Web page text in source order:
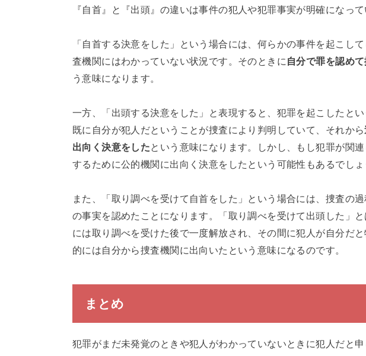
『自首』と『出頭』の違いは事件の犯人や犯罪事実が明確になっ
「自首する決意をした」という場合には、何らかの事件を起こし
査機関にはわかっていない状況です。そのときに 自分で罪を認め
う意味になります。
一方、「出頭する決意をした」と表現すると、犯罪を起こしたと
既に自分が犯人だということが捜査により判明していて、それから
出向く決意をしたという意味になります。しかし、もし犯罪が関
するために公的機関に出向く決意をしたという可能性もあるでしょ
また、「取り調べを受けて自首をした」という場合には、捜査の
の事実を認めたことになります。「取り調べを受けて出頭した」
には取り調べを受けた後で一度解放され、その間に犯人が自分だ
的には自分から捜査機関に出向いたという意味になるのです。
まとめ
犯罪がまだ未発覚のときや犯人がわかっていないときに犯人だと